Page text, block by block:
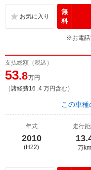
無
料
※お電話
支払総額（税込）
53.8万円
（諸経費16 .4 万円含む）
この車種
年式
2010
(H22)
走行
万km